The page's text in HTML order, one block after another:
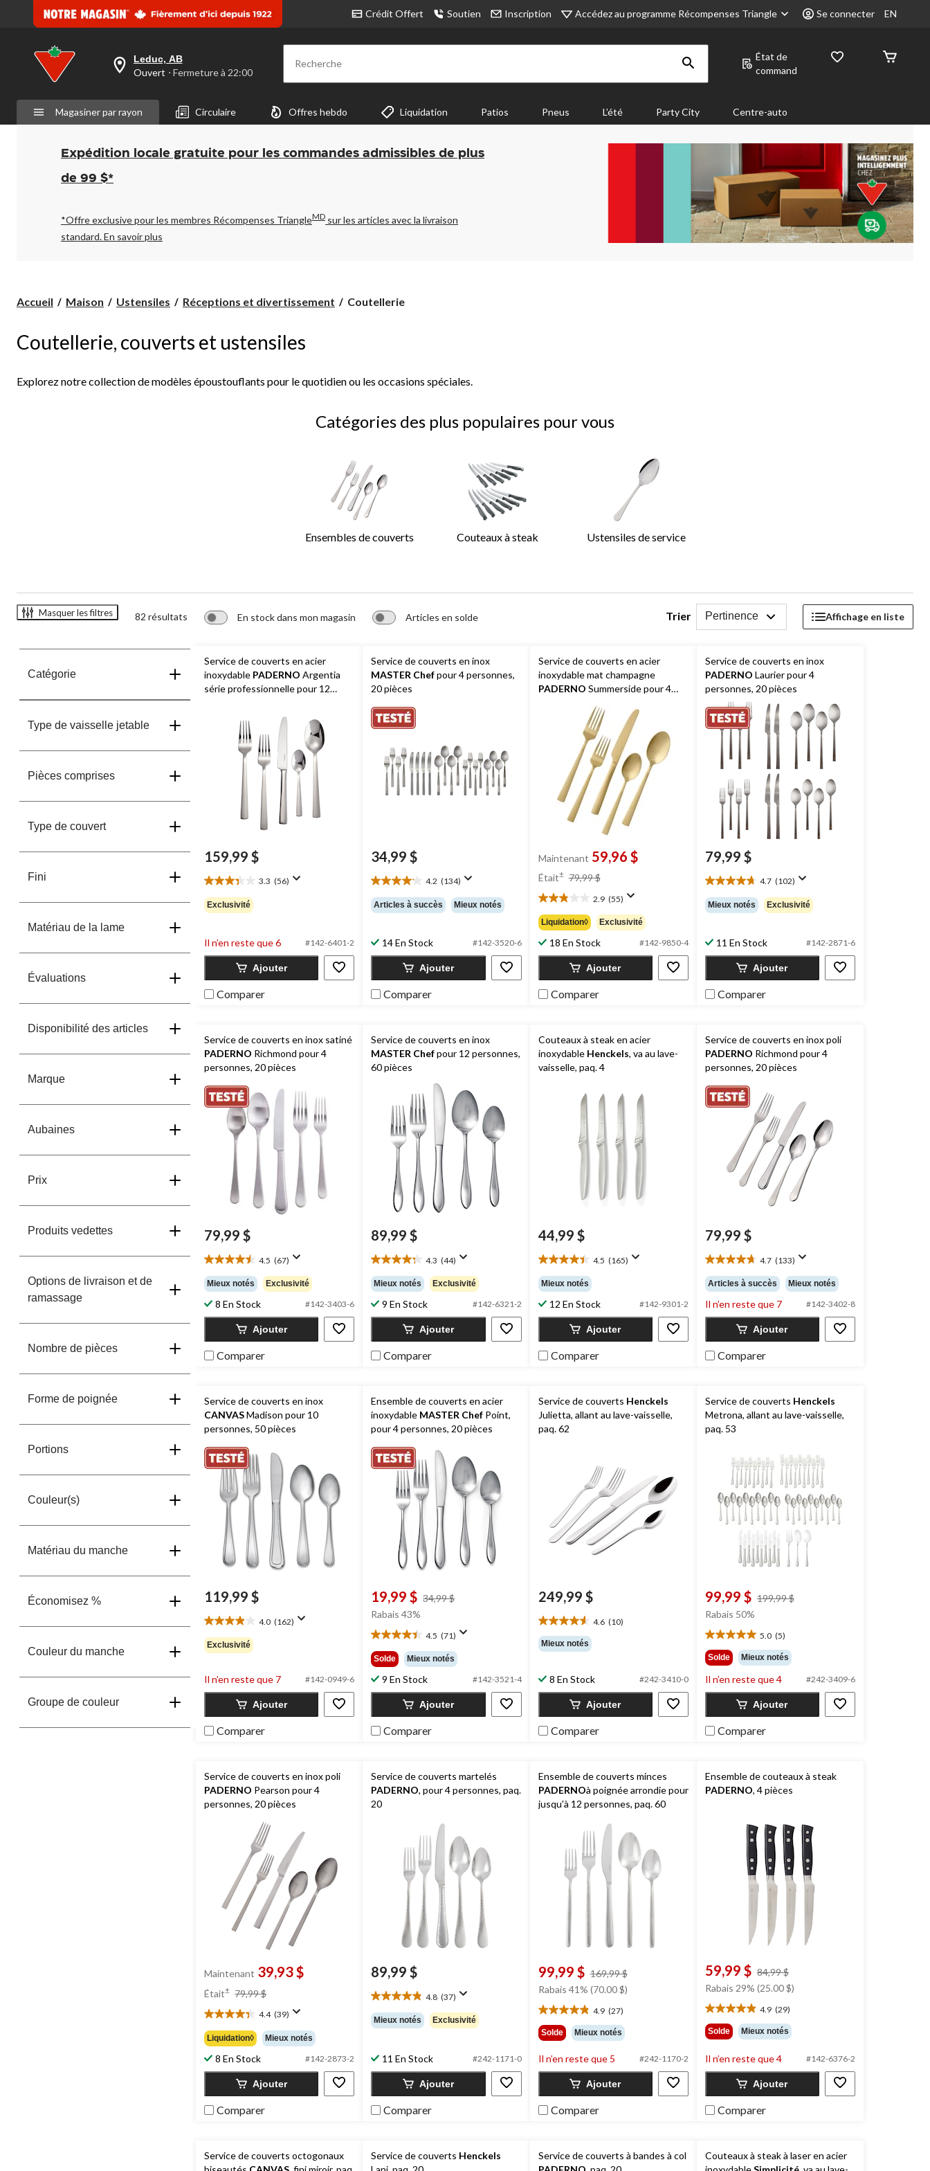
Crédit Offert Soutien Inscription Accédez au programme Récompenses Triangle Se connecter EN
votre
est
Leduc,
AB,
Ouvert,
Fermeture
à
pour
changer
Leduc, AB
Ouvert ⋅ Fermeture à 22:00 Recherche
État de
command
Magasiner par rayon Circulaire Offres hebdo Liquidation Patios Pneus L’été Party City Centre-auto
Expédition locale gratuite pour les commandes admissibles de plus
de 99 $*
*Offre exclusive pour les membres Récompenses TriangleMD sur les articles avec la livraison
standard.En savoir plus
Accueil Maison Ustensiles Réceptions et divertissement Coutellerie
Coutellerie
Coutellerie, couverts et ustensiles
Explorez notre collection de modèles époustouflants pour le quotidien ou les occasions spéciales.
Catégories des plus populaires pour vous
Ensembles de couverts Couteaux à steak Ustensiles de service
Masquer les filtres 82 résultats En stock dans mon magasin Articles en solde Trier Pertinence Affichage en liste
Catégorie
Type de vaisselle jetable
Pièces comprises
Type de couvert
Fini
Matériau de la lame
Évaluations
Disponibilité des articles
Marque
Aubaines
Prix
Produits vedettes
Options de livraison et de
ramassage
Nombre de pièces
Forme de poignée
Portions
Couleur(s)
Matériau du manche
Économisez %
Couleur du manche
Groupe de couleur
Service de couverts en acier
inoxydable PADERNO Argentia
série professionnelle pour 12
159,99 $
3.3 (56)
3.3
étoile(s)
sur
56
évaluations
Exclusivité
Il n’en reste que 6 #142-6401-2
Ajouter
Comparer
Service de couverts en inox
MASTER Chefpour 4 personnes,
20 pièces
34,99 $
4.2 (134)
4.2
étoile(s)
sur
134
évaluations
Articles à succès Mieux notés
14 En Stock #142-3520-6
Ajouter
Comparer
Service de couverts en acier
inoxydable mat champagne
PADERNO Summerside pour 4
Maintenant 59,96 $
Était± 79,99 $
79,99 $
2.9 (55)
2.9
étoile(s)
sur
5.
55
évaluations
Liquidation◊ Exclusivité
18 En Stock #142-9850-4
Ajouter
Comparer
Service de couverts en inox
PADERNO Laurier pour 4
personnes, 20 pièces
79,99 $
4.7 (102)
4.7
étoile(s)
sur
102
évaluations
Mieux notés Exclusivité
11 En Stock #142-2871-6
Ajouter
Comparer
Service de couverts en inox satiné
PADERNO Richmond pour 4
personnes, 20 pièces
79,99 $
4.5 (67)
4.5
étoile(s)
sur
5.
67
évaluations
Mieux notés Exclusivité
8 En Stock #142-3403-6
Ajouter
Comparer
Service de couverts en inox
MASTER Chefpour 12 personnes,
60 pièces
89,99 $
4.3 (44)
4.3
étoile(s)
sur
5.
44
évaluations
Mieux notés Exclusivité
9 En Stock #142-6321-2
Ajouter
Comparer
Couteaux à steak en acier
inoxydable Henckels, va au lave-
vaisselle, paq. 4
44,99 $
4.5 (165)
4.5
étoile(s)
sur
5.
165
évaluations
Mieux notés
12 En Stock #142-9301-2
Ajouter
Comparer
Service de couverts en inox poli
PADERNO Richmond pour 4
personnes, 20 pièces
79,99 $
4.7 (133)
4.7
étoile(s)
sur
5.
133
évaluations
Articles à succès Mieux notés
Il n’en reste que 7 #142-3402-8
Ajouter
Comparer
Service de couverts en inox
CANVASMadison pour 10
personnes, 50 pièces
119,99 $
4.0 (162)
4.0
étoile(s)
sur
162
évaluations
Exclusivité
Il n’en reste que 7 #142-0949-6
Ajouter
Comparer
Ensemble de couverts en acier
inoxydable MASTER Chef Point,
pour 4 personnes, 20 pièces
19,99 $ 34,99 $
Rabais 43%
4.5 (71)
4.5
étoile(s)
sur
5.
71
évaluations
Solde Mieux notés
9 En Stock #142-3521-4
Ajouter
Comparer
Service de couverts Henckels
Julietta, allant au lave-vaisselle,
paq. 62
249,99 $
4.6 (10)
4.6
étoile(s)
sur
10
évaluations
Mieux notés
8 En Stock #242-3410-0
Ajouter
Comparer
Service de couverts Henckels
Metrona, allant au lave-vaisselle,
paq. 53
99,99 $ 199,99 $
Rabais 50%
5.0 (5)
5.0
étoile(s)
sur
5.
5
évaluations
Solde Mieux notés
Il n’en reste que 4 #242-3409-6
Ajouter
Comparer
Service de couverts en inox poli
PADERNO Pearson pour 4
personnes, 20 pièces
Maintenant 39,93 $
Était± 79,99 $
79,99 $
4.4 (39)
4.4
étoile(s)
sur
5.
39
évaluations
Liquidation◊ Mieux notés
8 En Stock #142-2873-2
Ajouter
Comparer
Service de couverts martelés
PADERNO, pour 4 personnes, paq.
20
89,99 $
4.8 (37)
4.8
étoile(s)
sur
37
évaluations
Mieux notés Exclusivité
11 En Stock #242-1171-0
Ajouter
Comparer
Ensemble de couverts minces
PADERNOà poignée arrondie pour
jusqu'à 12 personnes, paq. 60
99,99 $ 169,99 $
Rabais 41% (70.00 $)
4.9 (27)
4.9
étoile(s)
sur
5.
27
évaluations
Solde Mieux notés
Il n’en reste que 5 #242-1170-2
Ajouter
Comparer
Ensemble de couteaux à steak
PADERNO, 4 pièces
59,99 $ 84,99 $
était
Rabais 29% (25.00 $)
4.9 (29)
4.9
étoile(s)
sur
5.
évaluations
Solde Mieux notés
Il n’en reste que 4 #142-6376-2
Ajouter
Comparer
Service de couverts octogonaux
Service de couverts Henckels
Service de couverts à bandes à col
Couteaux à steak à laser en acier